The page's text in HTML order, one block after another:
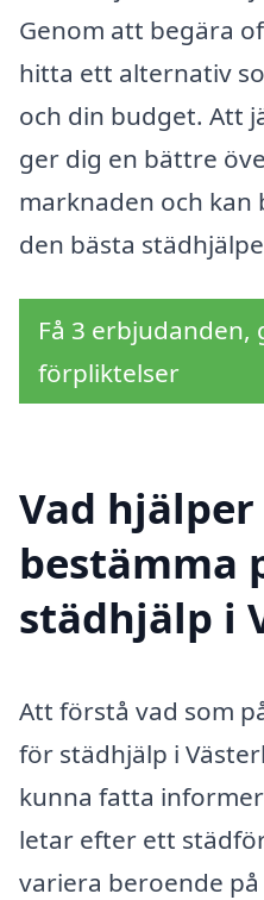
Genom att begära
hitta ett alternativ
och din budget. Att
ger dig en bättre
marknaden och
den bästa
Få 3 erbjudanden,
förpliktelser
Vad
bestämma
städhjälp i
Att förstå vad som
för städhjälp i
kunna fatta
letar efter ett
variera beroende